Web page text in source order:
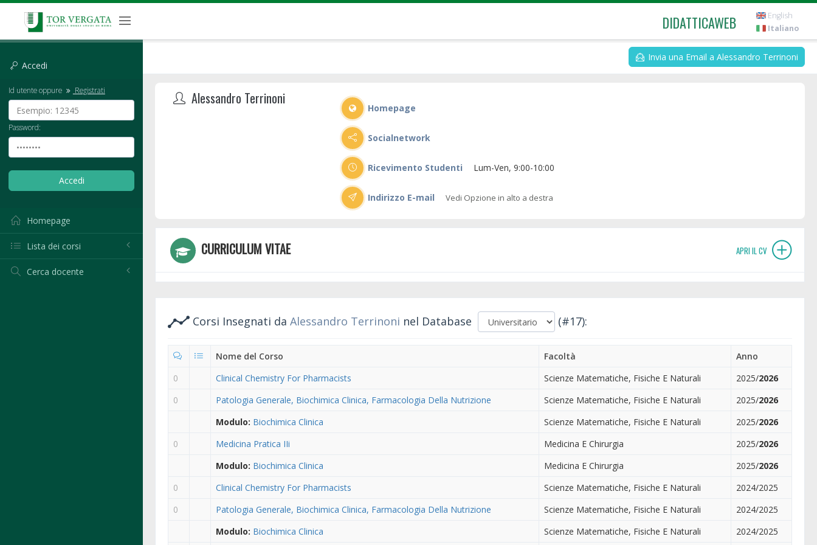
DIDATTICAWEB
English
Italiano
Accedi
Id utente oppure Registrati
Password:
Homepage
Lista dei corsi
Cerca docente
Invia una Email a Alessandro Terrinoni
Alessandro Terrinoni
Homepage
Socialnetwork
Ricevimento Studenti Lum-Ven, 9:00-10:00
Indirizzo E-mail Vedi Opzione in alto a destra
CURRICULUM VITAE APRI IL CV
Corsi Insegnati da Alessandro Terrinoni nel Database (#17):
Nome del Corso Facoltà
Anno
0
Clinical Chemistry For Pharmacists Scienze Matematiche, Fisiche E Naturali 2025/2026
0
Patologia Generale, Biochimica Clinica, Farmacologia Della Nutrizione Scienze Matematiche, Fisiche E Naturali 2025/2026
Modulo: Biochimica Clinica Scienze Matematiche, Fisiche E Naturali 2025/2026
0
Medicina Pratica IIi Medicina E Chirurgia 2025/2026
Modulo: Biochimica Clinica Medicina E Chirurgia 2025/2026
0
Clinical Chemistry For Pharmacists Scienze Matematiche, Fisiche E Naturali
2024/2025
0
Patologia Generale, Biochimica Clinica, Farmacologia Della Nutrizione Scienze Matematiche, Fisiche E Naturali
2024/2025
Modulo: Biochimica Clinica Scienze Matematiche, Fisiche E Naturali 2024/2025